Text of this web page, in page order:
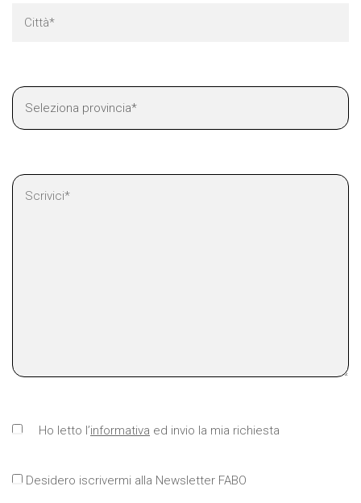
Ho letto l’informativa ed invio la mia richiesta
Desidero iscrivermi alla Newsletter FABO